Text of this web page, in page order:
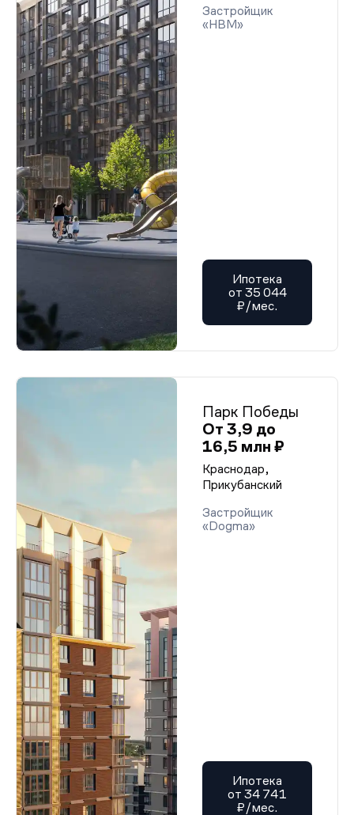
Застройщик
«НВМ»
Ипотека
от 35 044
₽/мес.
Парк Победы
От 3,9 до
16,5 млн ₽
Краснодар,
Прикубанский
Застройщик
«Dogma»
Ипотека
от 34 741
₽/мес.